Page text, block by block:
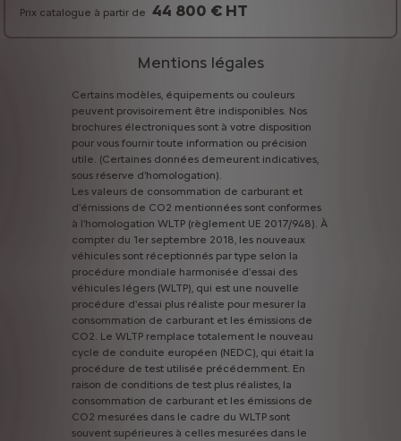
Prix catalogue à partir de 44 800 € HT
Mentions légales
Certains modèles, équipements ou couleurs
peuvent provisoirement être indisponibles. Nos
brochures électroniques sont à votre disposition
pour vous fournir toute information ou précision
utile. (Certaines données demeurent indicatives,
sous réserve d'homologation).
Les valeurs de consommation de carburant et
d'émissions de CO2 mentionnées sont conformes
à l'homologation WLTP (règlement UE 2017/948). À
compter du 1er septembre 2018, les nouveaux
véhicules sont réceptionnés par type selon la
procédure mondiale harmonisée d'essai des
véhicules légers (WLTP), qui est une nouvelle
procédure d'essai plus réaliste pour mesurer la
consommation de carburant et les émissions de
CO2. Le WLTP remplace totalement le nouveau
cycle de conduite européen (NEDC), qui était la
procédure de test utilisée précédemment. En
raison de conditions de test plus réalistes, la
consommation de carburant et les émissions de
CO2 mesurées dans le cadre du WLTP sont
souvent supérieures à celles mesurées dans le